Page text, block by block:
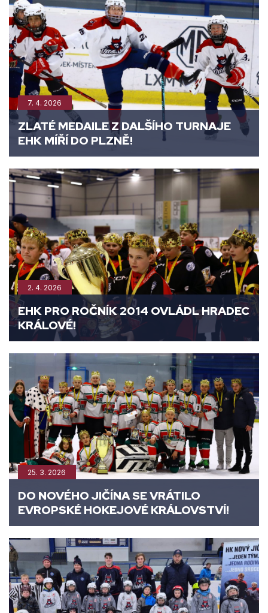
7. 4. 2026
ZLATÉ MEDAILE Z DALŠÍHO TURNAJE
EHK MÍŘÍ DO PLZNĚ!
2. 4. 2026
EHK PRO ROČNÍK 2014 OVLÁDL HRADEC
KRÁLOVÉ!
25. 3. 2026
DO NOVÉHO JIČÍNA SE VRÁTILO
EVROPSKÉ HOKEJOVÉ KRÁLOVSTVÍ!